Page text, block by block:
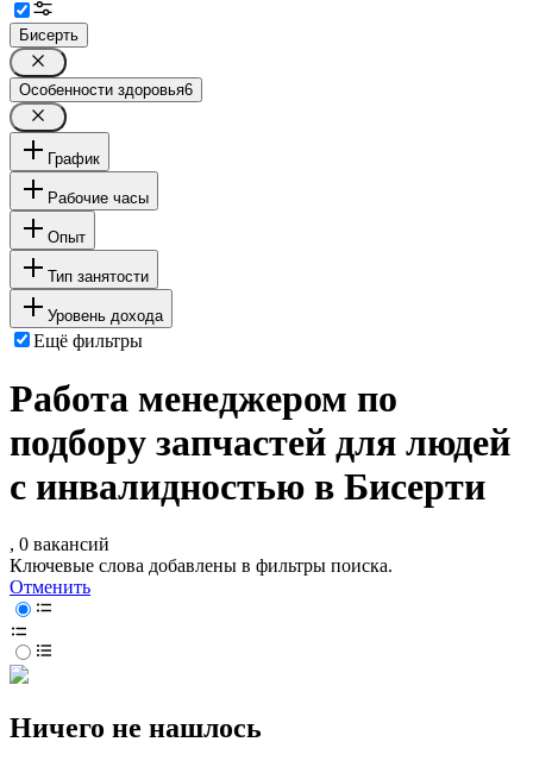
Бисерть
Особенности здоровья6
График
Рабочие часы
Опыт
Тип занятости
Уровень дохода
Ещё фильтры
Работа менеджером по
подбору запчастей для людей
с инвалидностью в Бисерти
, 0 вакансий
Ключевые слова добавлены в фильтры поиска.
Отменить
Ничего не нашлось